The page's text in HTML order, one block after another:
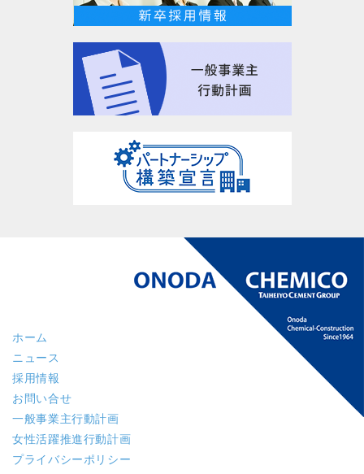
ホーム
ニュース
採用情報
お問い合せ
一般事業主行動計画
女性活躍推進行動計画
プライバシーポリシー